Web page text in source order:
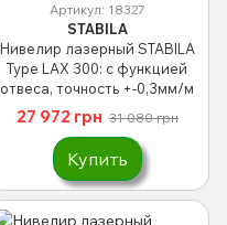
Артикул: 18327
STABILA
Нивелир лазерный STABILA
Type LAX 300: с функцией
отвеса, точность +-0,3мм/м
27 972 грн 31 080 грн
Купить